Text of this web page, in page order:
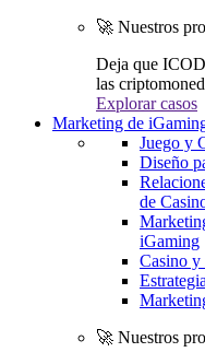
🚀 Nuestros
Deja que
las
Explorar casos
Marketing de
Juego y
Diseño
de
iGaming
Casino y
🚀 Nuestros